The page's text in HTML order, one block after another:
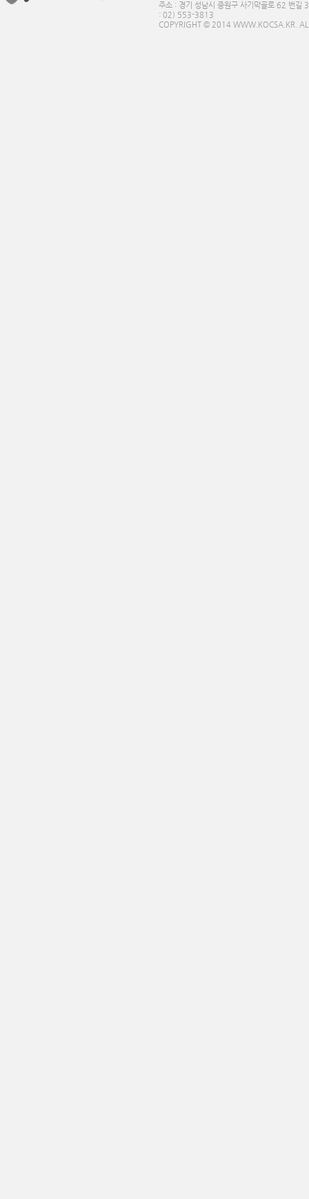
주소 : 경기 성남시 중원구 사기막골로 62 번
: 02) 553-3813
COPYRIGHT © 2014 WWW.KOCSA.KR.